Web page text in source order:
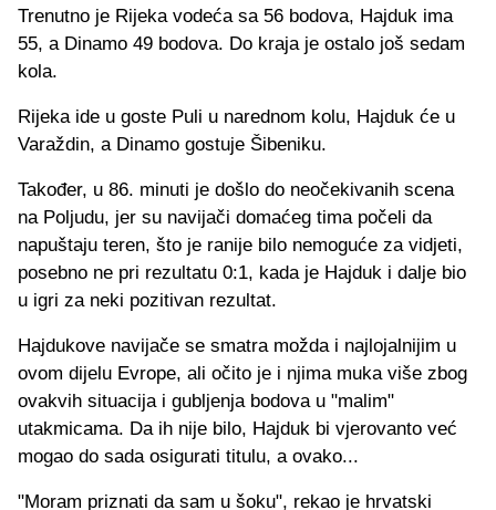
Trenutno je Rijeka vodeća sa 56 bodova, Hajduk ima
55, a Dinamo 49 bodova. Do kraja je ostalo još sedam
kola.
Rijeka ide u goste Puli u narednom kolu, Hajduk će u
Varaždin, a Dinamo gostuje Šibeniku.
Također, u 86. minuti je došlo do neočekivanih scena
na Poljudu, jer su navijači domaćeg tima počeli da
napuštaju teren, što je ranije bilo nemoguće za vidjeti,
posebno ne pri rezultatu 0:1, kada je Hajduk i dalje bio
u igri za neki pozitivan rezultat.
Hajdukove navijače se smatra možda i najlojalnijim u
ovom dijelu Evrope, ali očito je i njima muka više zbog
ovakvih situacija i gubljenja bodova u "malim"
utakmicama. Da ih nije bilo, Hajduk bi vjerovanto već
mogao do sada osigurati titulu, a ovako...
"Moram priznati da sam u šoku", rekao je hrvatski